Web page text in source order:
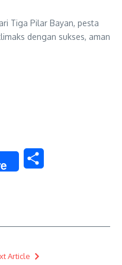
Tiga Pilar Bayan, pesta
dengan sukses, aman
Article